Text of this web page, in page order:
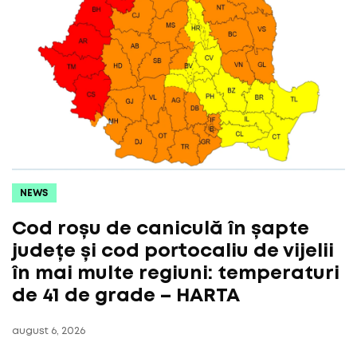
NEWS
Cod roșu de caniculă în șapte
județe și cod portocaliu de vijelii
în mai multe regiuni: temperaturi
de 41 de grade – HARTA
august 6, 2026